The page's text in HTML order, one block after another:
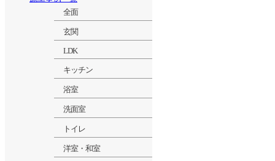
全面
玄関
LDK
キッチン
浴室
洗面室
トイレ
洋室・和室